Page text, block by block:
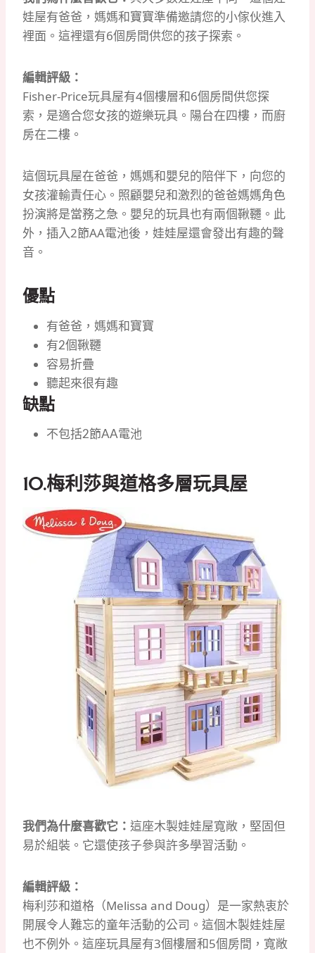
娃屋有爸爸，媽媽和寶寶準備邀請您的小傢伙進入
裡面。 這裡還有6個房間供您的孩子探索。
編輯評級：
Fisher-Price玩具屋有4個樓層和6個房間供您探
索，是適合您女孩的遊樂玩具。 陽台在四樓，而廚
房在二樓。
這個玩具屋在爸爸，媽媽和嬰兒的陪伴下，向您的
女孩灌輸責任心。 照顧嬰兒和激烈的爸爸媽媽角色
扮演將是當務之急。 嬰兒的玩具也有兩個鞦韆。 此
外，插入2節AA電池後，娃娃屋還會發出有趣的聲
音。
優點
有爸爸，媽媽和寶寶
有2個鞦韆
容易折疊
聽起來很有趣
缺點
不包括2節AA電池
10.梅利莎與道格多層玩具屋
我們為什麼喜歡它： 這座木製娃娃屋寬敞，堅固但
易於組裝。 它還使孩子參與許多學習活動。
編輯評級：
梅利莎和道格（Melissa and Doug）是一家熱衷於
開展令人難忘的童年活動的公司。 這個木製娃娃屋
也不例外。 這座玩具屋有3個樓層和5個房間，寬敞